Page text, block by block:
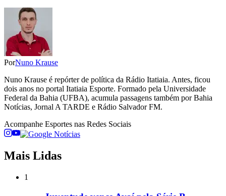
PorNuno Krause
Nuno Krause é repórter de política da Rádio Itatiaia. Antes, ficou
dois anos no portal Itatiaia Esporte. Formado pela Universidade
Federal da Bahia (UFBA), acumula passagens também por Bahia
Notícias, Jornal A TARDE e Rádio Salvador FM.
Acompanhe Esportes nas Redes Sociais
Mais Lidas
1